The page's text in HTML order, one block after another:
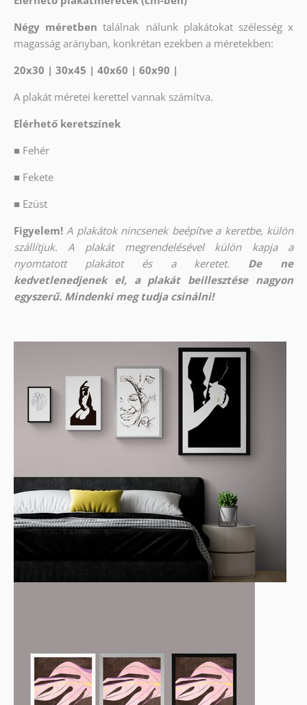
Négy méretben találnak nálunk plakátokat szélesség x
magasság arányban, konkrétan ezekben a méretekben:
20x30 | 30x45 | 40x60 | 60x90 |
A plakát méretei kerettel vannak számítva.
Elérhető keretszínek
■ Fehér
■ Fekete
■ Ezüst
Figyelem! A plakátok nincsenek beépítve a keretbe, külön
szállítjuk. A plakát megrendelésével külön kapja a
nyomtatott plakátot és a keretet.
De ne
kedvetlenedjenek el, a plakát beillesztése nagyon
egyszerű. Mindenki meg tudja csinálni!